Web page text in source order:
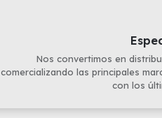
Nos convertimos en
comercializando las principales
con los